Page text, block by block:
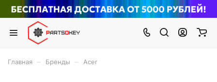
Главная Бренды Acer